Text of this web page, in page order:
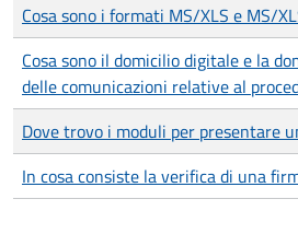
Cosa sono i formati MS/XLS e MS/
Cosa sono il domicilio digitale e la
delle comunicazioni relative al
Dove trovo i moduli per presentare
In cosa consiste la verifica di una